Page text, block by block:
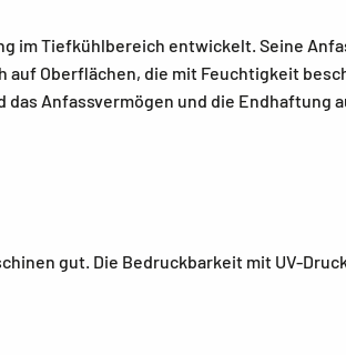
im Tiefkühlbereich entwickelt. Seine
auf Oberflächen, die mit Feuchtigkeit
Anfassvermögen und die Endhaftung
gut. Die Bedruckbarkeit mit UV-